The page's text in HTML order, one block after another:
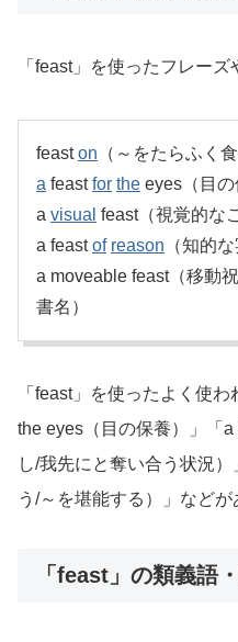
「feast」を使ったフレー
feaston （～をたらふく食
a feastfor the eyes（目の
a visual feast（視覚的な
a feastof reason （知的な
a moveable feast（移動
書名）
「feast」を使ったよく使
the eyes（目の保養）」「
し/我先にと奪い合う状況
う/～を堪能する）」などが
「feast」の類義語